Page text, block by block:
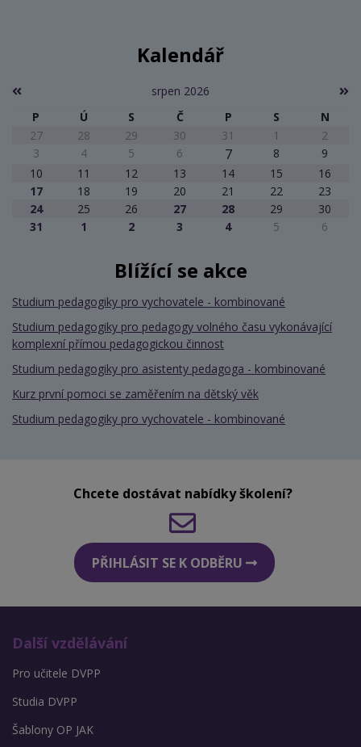
Kalendář
srpen 2026
P
Ú S Č P S
N
27
28 29 30 31 1
2
3
4 5 6 7 8
9
10
11 12 13 14 15
16
17
18 19 20 21 22
23
24
25 26 27 28 29
30
31
1 2 3 4 5 6
Blížící se akce
Studium pedagogiky pro vychovatele - kombinované
Studium pedagogiky pro pedagogy volného času vykonávající
komplexní přímou pedagogickou činnost
Studium pedagogiky pro asistenty pedagoga - kombinované
Kurz první pomoci se zaměřením na dětský věk
Studium pedagogiky pro vychovatele - kombinované
Chcete dostávat nabídky školení?
PŘIHLÁSIT SE K ODBĚRU
Další vzdělávání
Pro učitele DVPP
Studia DVPP
Šablony OP JAK